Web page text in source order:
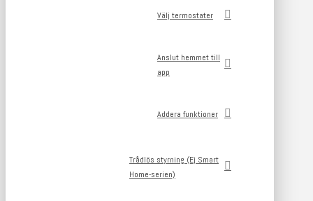
Välj termostater
Anslut hemmet till
app
Addera funktioner
Trådlös styrning (Ej Smart
Home-serien)